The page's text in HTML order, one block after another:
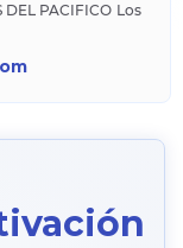
DEL PACIFICO Los